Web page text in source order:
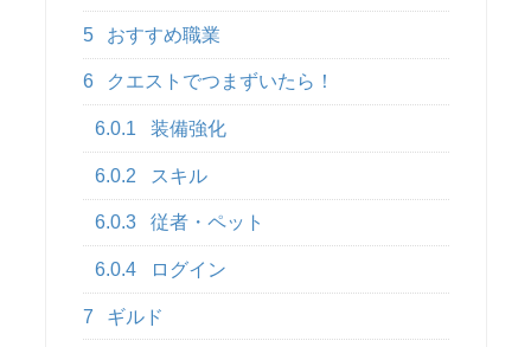
5 おすすめ職業
6 クエストでつまずいたら！
6.0.1 装備強化
6.0.2 スキル
6.0.3 従者・ペット
6.0.4 ログイン
7 ギルド